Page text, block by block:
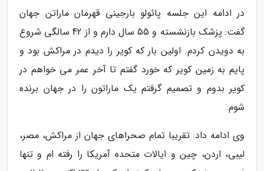
در ادامه این جلسه پائولو بارجینی قهرمان ماراتن جهان
گفت: پزشک بازنشسته و 55 سال دارم و از 42 سالگی شروع
به دویدن کردم. اولین بار که کویر را دیدم در مراکش بود و
پایم به زمین کویر که خورد گفتم تا آخر عمر می خواهم در
کویر بدوم و تصمیم گرفتم یک ماراتون را در جهان برنده
شوم.
وی ادامه داد: تقریبا تمام صحراهای جهان از مراکش، مصر،
لیبی، اردن، چین و ایالات متحده آمریکا را رفته ام و تنها